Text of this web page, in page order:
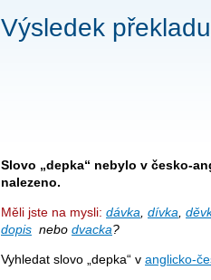
Výsledek překladu
Slovo „depka“ nebylo v česko-
nalezeno.
Měli jste na mysli: dávka dívka
dopis nebo dvacka?
Vyhledat slovo „depka“ v anglicko-